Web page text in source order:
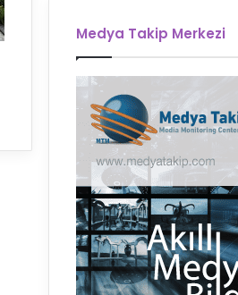
Medya Takip Merkezi